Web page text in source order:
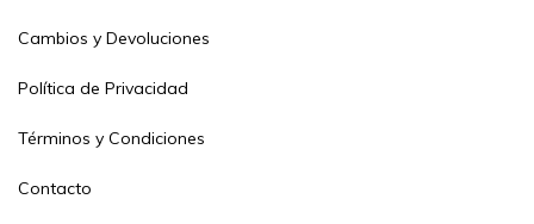
Cambios y Devoluciones
Política de Privacidad
Términos y Condiciones
Contacto